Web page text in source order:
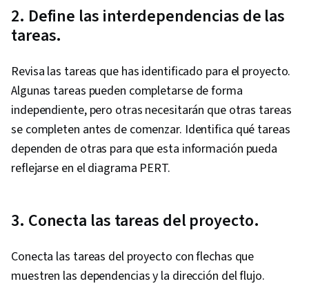
2. Define las interdependencias de las
tareas.
Revisa las tareas que has identificado para el proyecto.
Algunas tareas pueden completarse de forma
independiente, pero otras necesitarán que otras tareas
se completen antes de comenzar. Identifica qué tareas
dependen de otras para que esta información pueda
reflejarse en el diagrama PERT.
3. Conecta las tareas del proyecto.
Conecta las tareas del proyecto con flechas que
muestren las dependencias y la dirección del flujo.